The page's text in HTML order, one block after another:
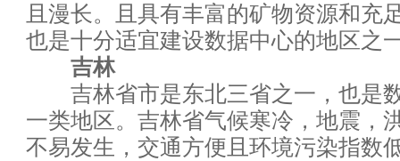
十大IT工作和工程
三大恶意软件的绝密藏身之地
网络与应用基础设施如何协同
云端迁移需注意的9大要点
且漫长。且具有丰富的矿物资源和充
也是十分适宜建设数据中心的地区之
吉林
吉林省市是东北三省之一，也是
一类地区。吉林省气候寒冷，地震，
不易发生，交通方便且环境污染指数